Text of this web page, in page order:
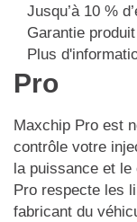
Jusqu’à 10 %
Garantie
Plus
Pro
Maxchip Pro est
contrôle votre
la puissance et
Pro respecte les
fabricant du